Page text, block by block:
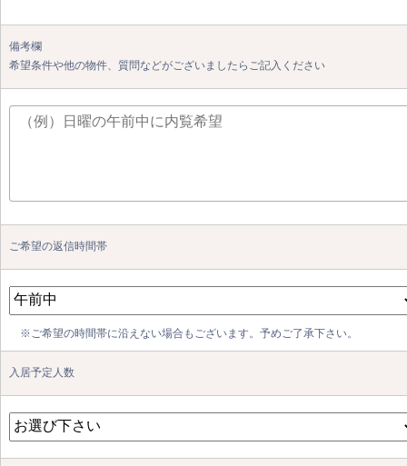
備考欄
希望条件や他の物件、質問などがございましたらご記入ください
ご希望の返信時間帯
※ご希望の時間帯に沿えない場合もございます。予めご了承下さい。
入居予定人数